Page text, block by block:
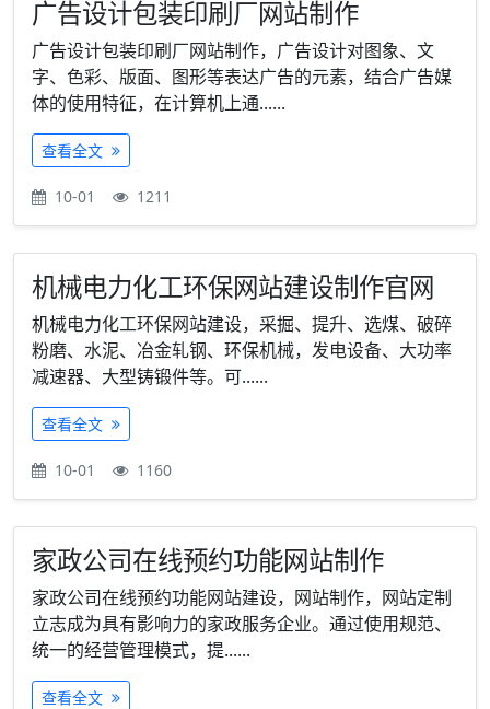
广告设计包装印刷厂网站制作
广告设计包装印刷厂网站制作，广告设计对图象、文
字、色彩、版面、图形等表达广告的元素，结合广告媒
体的使用特征，在计算机上通......
查看全文
10-01 1211
机械电力化工环保网站建设制作官网
机械电力化工环保网站建设，采掘、提升、选煤、破碎
粉磨、水泥、冶金轧钢、环保机械，发电设备、大功率
减速器、大型铸锻件等。可......
查看全文
10-01 1160
家政公司在线预约功能网站制作
家政公司在线预约功能网站建设，网站制作，网站定制
立志成为具有影响力的家政服务企业。通过使用规范、
统一的经营管理模式，提......
查看全文